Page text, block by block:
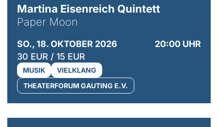
Martina Eisenreich Quintett
Paper Moon
SO., 18. OKTOBER 2026
20:00 UHR
30 EUR / 15 EUR
MUSIK
VIELKLANG
THEATERFORUM GAUTING E.V.